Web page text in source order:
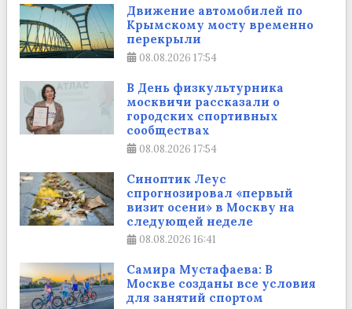
Движение автомобилей по
Крымскому мосту временно
перекрыли
08.08.2026 17:54
В День физкультурника
москвичи рассказали о
городских спортивных
сообществах
08.08.2026 17:54
Синоптик Леус
спрогнозировал «первый
визит осени» в Москву на
следующей неделе
08.08.2026 16:41
Самира Мустафаева: В
Москве созданы все условия
для занятий спортом